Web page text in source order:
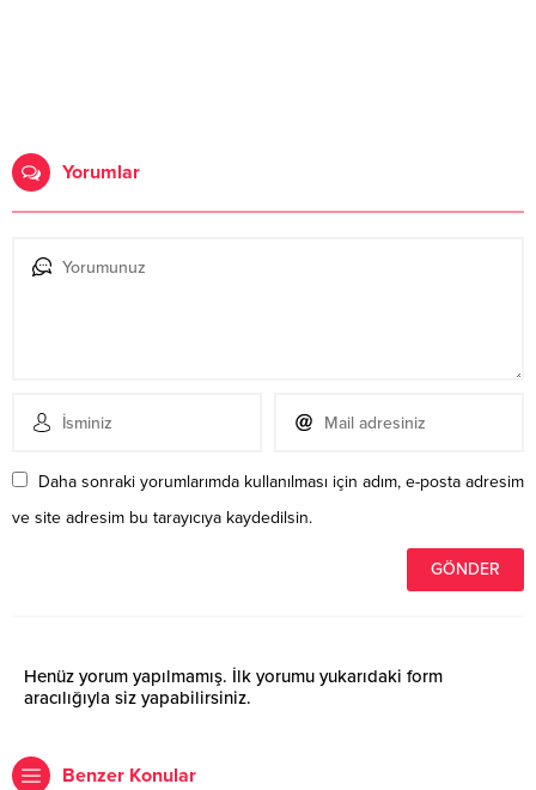
Yorumlar
Daha sonraki yorumlarımda kullanılması için adım, e-posta adresim
ve site adresim bu tarayıcıya kaydedilsin.
Henüz yorum yapılmamış. İlk yorumu yukarıdaki form
aracılığıyla siz yapabilirsiniz.
Benzer Konular